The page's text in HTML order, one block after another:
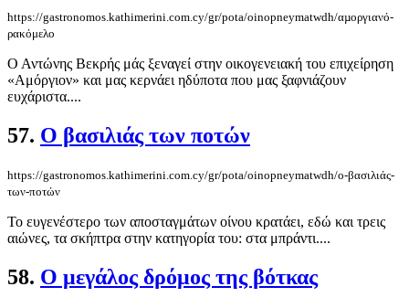
https://gastronomos.kathimerini.com.cy/gr/pota/oinopneymatwdh/αµοργιανό-
ρακόμελο
Ο Αντώνης Βεκρής μάς ξεναγεί στην οικογενειακή του επιχείρηση
«Αμόργιον» και μας κερνάει ηδύποτα που μας ξαφνιάζουν
ευχάριστα....
57. Ο βασιλιάς των ποτών
https://gastronomos.kathimerini.com.cy/gr/pota/oinopneymatwdh/ο-βασιλιάς-
των-ποτών
Το ευγενέστερο των αποσταγμάτων οίνου κρατάει, εδώ και τρεις
αιώνες, τα σκήπτρα στην κατηγορία του: στα μπράντι....
58. Ο μεγάλος δρόμος της βότκας